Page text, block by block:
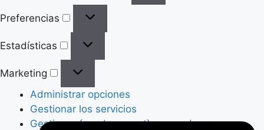
Preferencias
Estadísticas
Marketing
Administrar opciones
Gestionar los servicios
Gestionar {vendor_count} proveedores